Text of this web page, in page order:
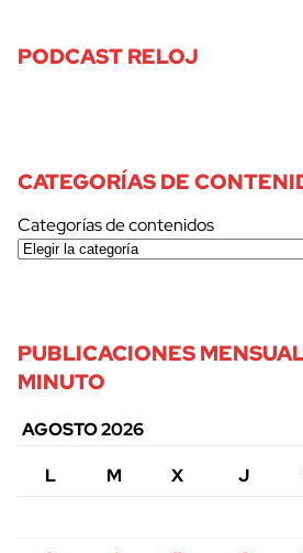
PODCAST RELOJ
CATEGORÍAS DE
Categorías de contenidos
PUBLICACIONES
MINUTO
AGOSTO 2026
L
M X J